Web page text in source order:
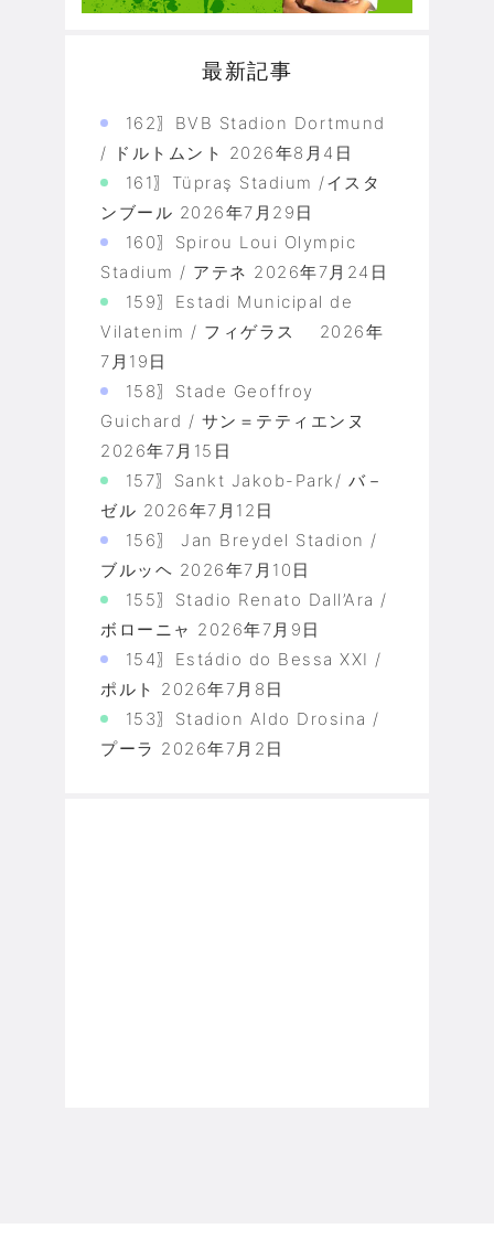
最新記事
162〗BVB Stadion Dortmund
/ ドルトムント 2026年8月4日
161〗Tüpraş Stadium /イスタ
ンブール 2026年7月29日
160〗Spirou Loui Olympic
Stadium / アテネ 2026年7月24日
159〗Estadi Municipal de
Vilatenim / フィゲラス
2026年
7月19日
158〗Stade Geoffroy
Guichard / サン＝テティエンヌ
2026年7月15日
157〗Sankt Jakob-Park/ バ－
ゼル 2026年7月12日
156〗 Jan Breydel Stadion /
ブルッヘ 2026年7月10日
155〗Stadio Renato Dall’Ara /
ボローニャ 2026年7月9日
154〗Estádio do Bessa XXI /
ポルト 2026年7月8日
153〗Stadion Aldo Drosina /
プーラ 2026年7月2日